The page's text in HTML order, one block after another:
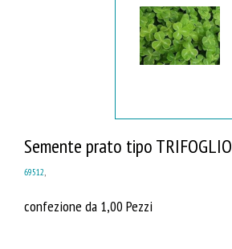
Semente prato tipo TRIFOGLIO
69512
confezione da 1,00 Pezzi